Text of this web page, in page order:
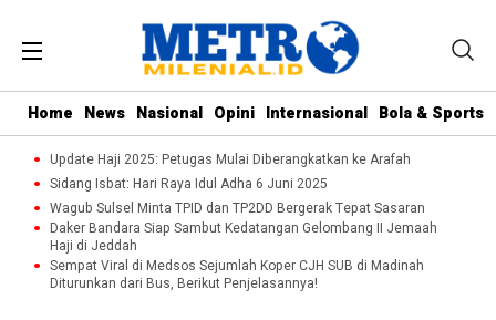
Home News Nasional Opini Internasional Bola & Sports
Update Haji 2025: Petugas Mulai Diberangkatkan ke Arafah
Sidang Isbat: Hari Raya Idul Adha 6 Juni 2025
Wagub Sulsel Minta TPID dan TP2DD Bergerak Tepat Sasaran
Daker Bandara Siap Sambut Kedatangan Gelombang II Jemaah
Haji di Jeddah
Sempat Viral di Medsos Sejumlah Koper CJH SUB di Madinah
Diturunkan dari Bus, Berikut Penjelasannya!